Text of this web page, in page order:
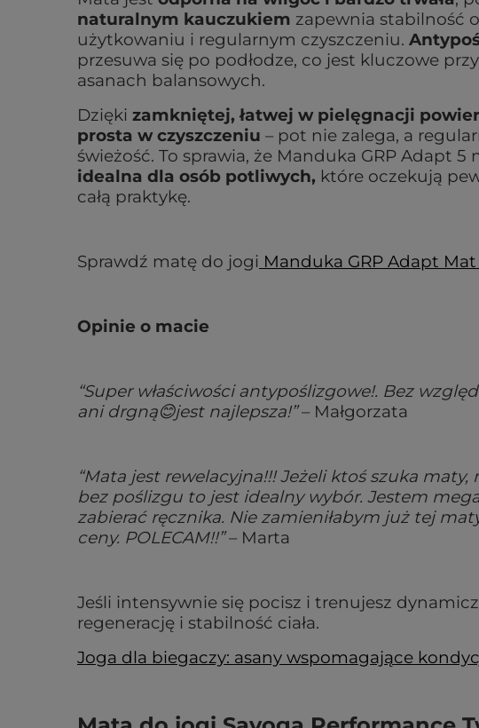
naturalnym kauczukiem zapewnia stabilność
użytkowaniu i regularnym czyszczeniu.
przesuwa się po podłodze, co jest kluczowe
asanach balansowych.
Dzięki zamkniętej, łatwej w pielęgnacji
prosta w czyszczeniu – pot nie zalega, a
świeżość. To sprawia, że Manduka GRP Adapt 5
idealna dla osób potliwych, które oczekują
całą praktykę.
Sprawdź matę do jogi Manduka GRP Adapt
Opinie o macie
“Super właściwości antypoślizgowe!. Bez
ani drgną😊jest najlepsza!”– Małgorzata
“Mata jest rewelacyjna!!! Jeżeli ktoś szuka
bez poślizgu to jest idealny wybór. Jestem
zabierać ręcznika. Nie zamieniłabym już tej
ceny. POLECAM!!”– Marta
Jeśli intensywnie się pocisz i trenujesz
regenerację i stabilność ciała.
Joga dla biegaczy: asany wspomagające